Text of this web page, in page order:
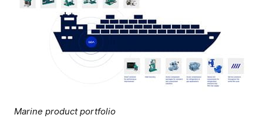
Marine product portfolio